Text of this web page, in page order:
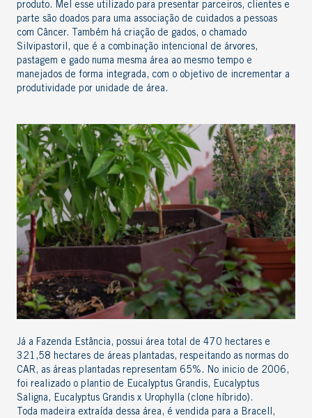
produto. Mel esse utilizado para presentar parceiros, clientes e
parte são doados para uma associação de cuidados a pessoas
com Câncer. Também há criação de gados, o chamado
Silvipastoril, que é a combinação intencional de árvores,
pastagem e gado numa mesma área ao mesmo tempo e
manejados de forma integrada, com o objetivo de incrementar a
produtividade por unidade de área.
Já a Fazenda Estância, possui área total de 470 hectares e
321,58 hectares de áreas plantadas, respeitando as normas do
CAR, as áreas plantadas representam 65%. No inicio de 2006,
foi realizado o plantio de Eucalyptus Grandis, Eucalyptus
Saligna, Eucalyptus Grandis x Urophylla (clone híbrido).
Toda madeira extraída dessa área, é vendida para a Bracell,